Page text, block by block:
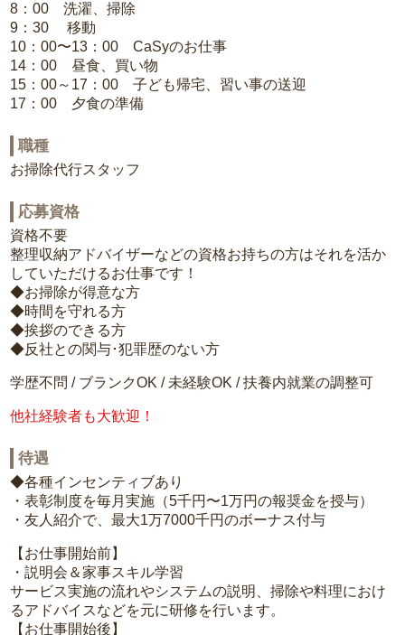
8：00 洗濯、掃除
9：30 移動
10：00〜13：00 CaSyのお仕事
14：00 昼食、買い物
15：00～17：00 子ども帰宅、習い事の送迎
17：00 夕食の準備
職種
お掃除代行スタッフ
応募資格
資格不要
整理収納アドバイザーなどの資格お持ちの方はそれを活か
していただけるお仕事です！
◆お掃除が得意な方
◆時間を守れる方
◆挨拶のできる方
◆反社との関与･犯罪歴のない方
学歴不問 / ブランクOK / 未経験OK / 扶養内就業の調整可
他社経験者も大歓迎！
待遇
◆各種インセンティブあり
・表彰制度を毎月実施（5千円〜1万円の報奨金を授与）
・友人紹介で、最大1万7000千円のボーナス付与
【お仕事開始前】
・説明会＆家事スキル学習
サービス実施の流れやシステムの説明、掃除や料理におけ
るアドバイスなどを元に研修を行います。
【お仕事開始後】